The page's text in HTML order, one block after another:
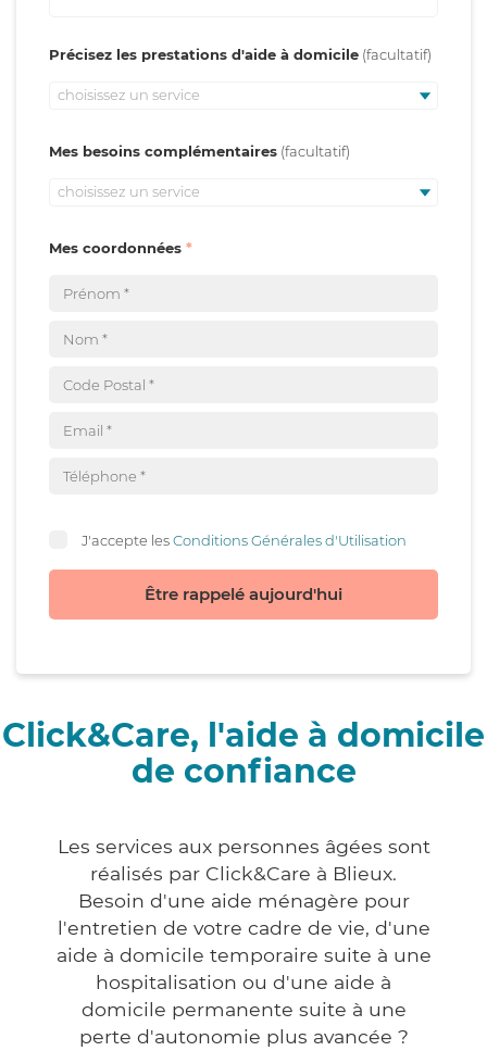
Précisez les prestations d'aide à domicile
choisissez un service
Mes besoins complémentaires
choisissez un service
Mes coordonnées
J'accepte lesConditions Générales d'Utilisation
Être rappelé aujourd'hui
Click&Care, l'aide à domicile
de confiance
Les services aux personnes âgées sont
réalisés par Click&Care à Blieux.
Besoin d'une aide ménagère pour
l'entretien de votre cadre de vie, d'une
aide à domicile temporaire suite à une
hospitalisation ou d'une aide à
domicile permanente suite à une
perte d'autonomie plus avancée ?